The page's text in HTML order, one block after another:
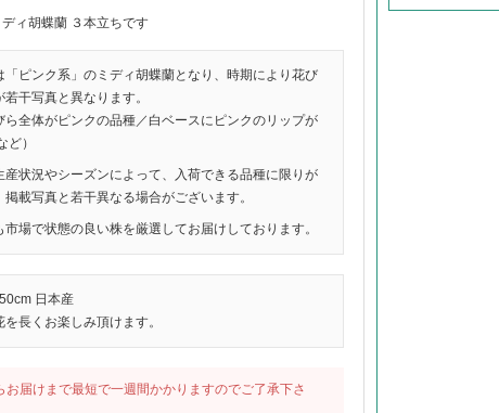
ィ胡蝶蘭 ３本立ちです
「ピンク系」のミディ胡蝶蘭となり、時期により花び
若干写真と異なります。
ら全体がピンクの品種／白ベースにピンクのリップが
ど）
産状況やシーズンによって、入荷できる品種に限りが
掲載写真と若干異なる場合がございます。
市場で状態の良い株を厳選してお届けしております。
日本産
を長くお楽しみ頂けます。
お届けまで最短で一週間かかりますのでご了承下さ